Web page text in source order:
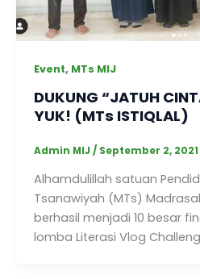
Event, MTs MIJ
DUKUNG “JATUH
YUK! (MTs ISTIQLAL)
Admin MIJ / September 2, 2021
Alhamdulillah satuan
Tsanawiyah (MTs)
berhasil menjadi 10 besar
lomba Literasi Vlog